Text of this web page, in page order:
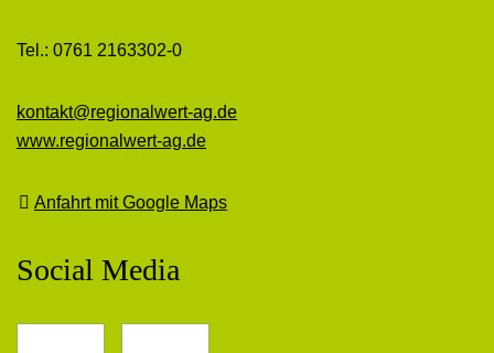
Tel.: 0761 2163302-0
kontakt@regionalwert-ag.de
www.regionalwert-ag.de
Anfahrt mit Google Maps
Social Media